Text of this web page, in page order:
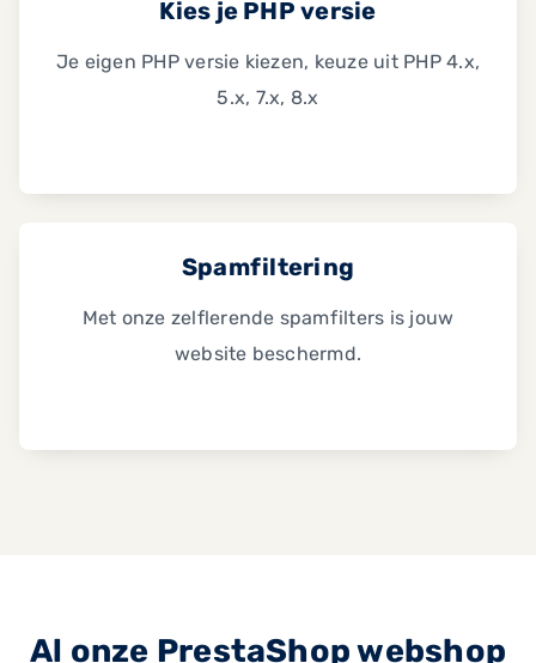
Kies je PHP versie
Je eigen PHP versie kiezen, keuze uit PHP 4.x,
5.x, 7.x, 8.x
Spamfiltering
Met onze zelflerende spamfilters is jouw
website beschermd.
Al onze PrestaShop webshop